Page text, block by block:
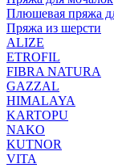
Плюшевая пряжа
Пряжа из шерсти
ALIZE
ETROFIL
FIBRA NATURA
GAZZAL
HIMALAYA
KARTOPU
NAKO
KUTNOR
VITA